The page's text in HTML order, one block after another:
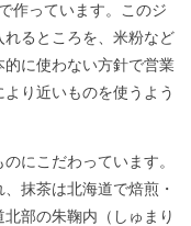
作っています。このジ
るところを、米粉など
に使わない方針で営業
り近いものを使うよう
にこだわっています。
抹茶は北海道で焙煎・
部の朱鞠内（しゅまり